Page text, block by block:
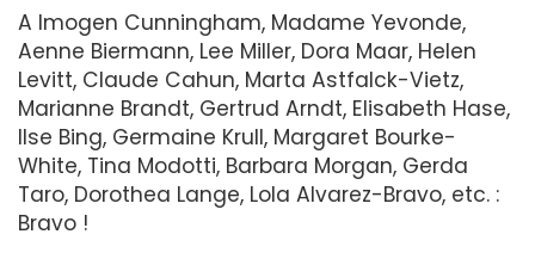
A Imogen Cunningham, Madame Yevonde,
Aenne Biermann, Lee Miller, Dora Maar, Helen
Levitt, Claude Cahun, Marta Astfalck-Vietz,
Marianne Brandt, Gertrud Arndt, Elisabeth Hase,
Ilse Bing, Germaine Krull, Margaret Bourke-
White, Tina Modotti, Barbara Morgan, Gerda
Taro, Dorothea Lange, Lola Alvarez-Bravo, etc. :
Bravo !